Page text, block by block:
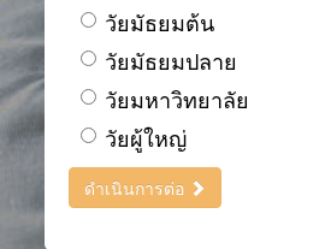
วัยมัธยมต้น
วัยมัธยมปลาย
วัยมหาวิทยาลัย
วัยผู้ใหญ่
ดำเนินการต่อ